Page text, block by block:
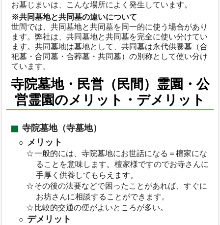
お墓じまいは、こんな場所によく発生しています。
※共同墓地と共同墓の違いについて
世間では、共同墓地と共同墓を同一的に使う場合があり
ます。弊社は、共同墓地と共同墓を完全に使い分けてい
ます。共同墓地は墓地として、共同墓は永代供養墓（合
祀墓・合同墓・合葬墓・共同墓）の別称として使い分け
ています。
寺院墓地・民営（民間）霊園・公
営霊園のメリット・デメリット
寺院墓地（寺墓地）
メリット
一般的には、寺院墓地にお世話になる＝檀家にな
ることを意味します。檀家様ですのでお寺さんに
手厚く供養してもらえます。
その後の法要などで困ったことがあれば、すぐに
お坊さんに相談することができます。
比較的交通の便がよいところが多い。
デメリット